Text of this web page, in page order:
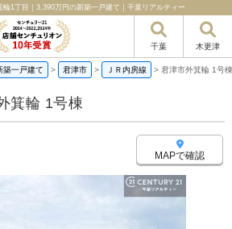
1丁目｜3,390万円の新築一戸建て｜千葉リアルティー
千葉 木更津
築一戸建て > 君津市 > ＪＲ内房線 > 君津市外箕輪 1号棟
箕輪 1号棟
MAPで確認